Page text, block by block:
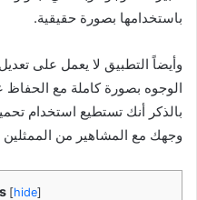
باستخدامها بصورة حقيقية.
وأيضاً التطبيق لا يعمل على
الوجوه بصورة كاملة مع الحفاظ
وجهك مع المشاهير من الممثلين
[hide]